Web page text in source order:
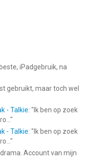
beste, iPadgebruik, na
gebruikt, maar toch wel
- Talkie: " Ik ben op zoek
"
- Talkie: " Ik ben op zoek
"
Account van mijn